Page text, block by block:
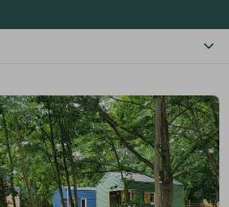
MERKLISTE